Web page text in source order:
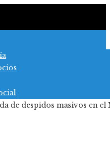
de despidos masivos en el